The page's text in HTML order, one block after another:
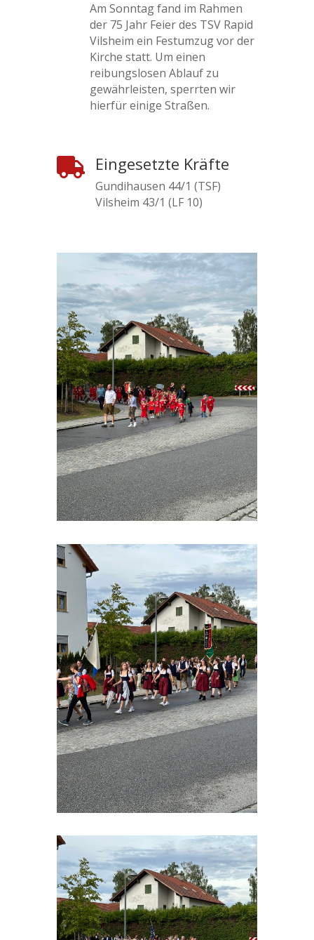
Am Sonntag fand im Rahmen
der 75 Jahr Feier des TSV Rapid
Vilsheim ein Festumzug vor der
Kirche statt. Um einen
reibungslosen Ablauf zu
gewährleisten, sperrten wir
hierfür einige Straßen.
 Eingesetzte Kräfte
Gundihausen 44/1 (TSF)
Vilsheim 43/1 (LF 10)